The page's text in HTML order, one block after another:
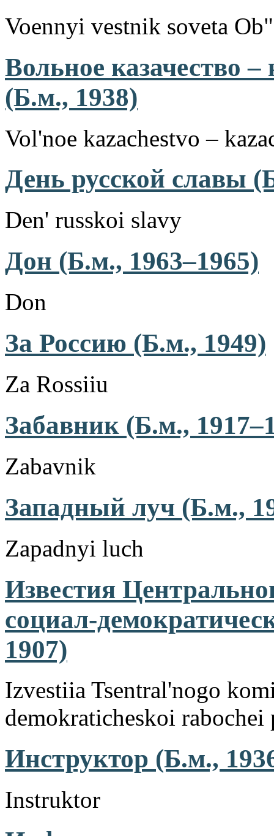
Voennyi vestnik soveta
Вольное казачество
(Б.м., 1938)
Vol'noe kazachestvo –
День русской славы
Den' russkoi slavy
Дон (Б.м., 1963–1965)
Don
За Россию (Б.м., 1949)
Za Rossiiu
Забавник (Б.м.,
Zabavnik
Западный луч (Б.м.,
Zapadnyi luch
Известия
социал-
1907)
Izvestiia Tsentral'nogo
demokraticheskoi rabochei
Инструктор (Б.м.,
Instruktor